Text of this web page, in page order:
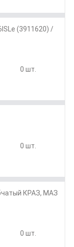
(3911620) /
0 шт.
0 шт.
КРАЗ, МАЗ
0 шт.